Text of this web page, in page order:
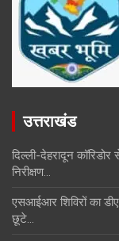
उत्तराखंड
दिल्ली-देहरादून
निरीक्षण…
एसआईआर शिविरों का
छूटे…